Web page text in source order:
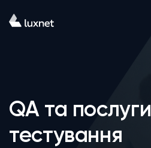
QA та послуги
тестування